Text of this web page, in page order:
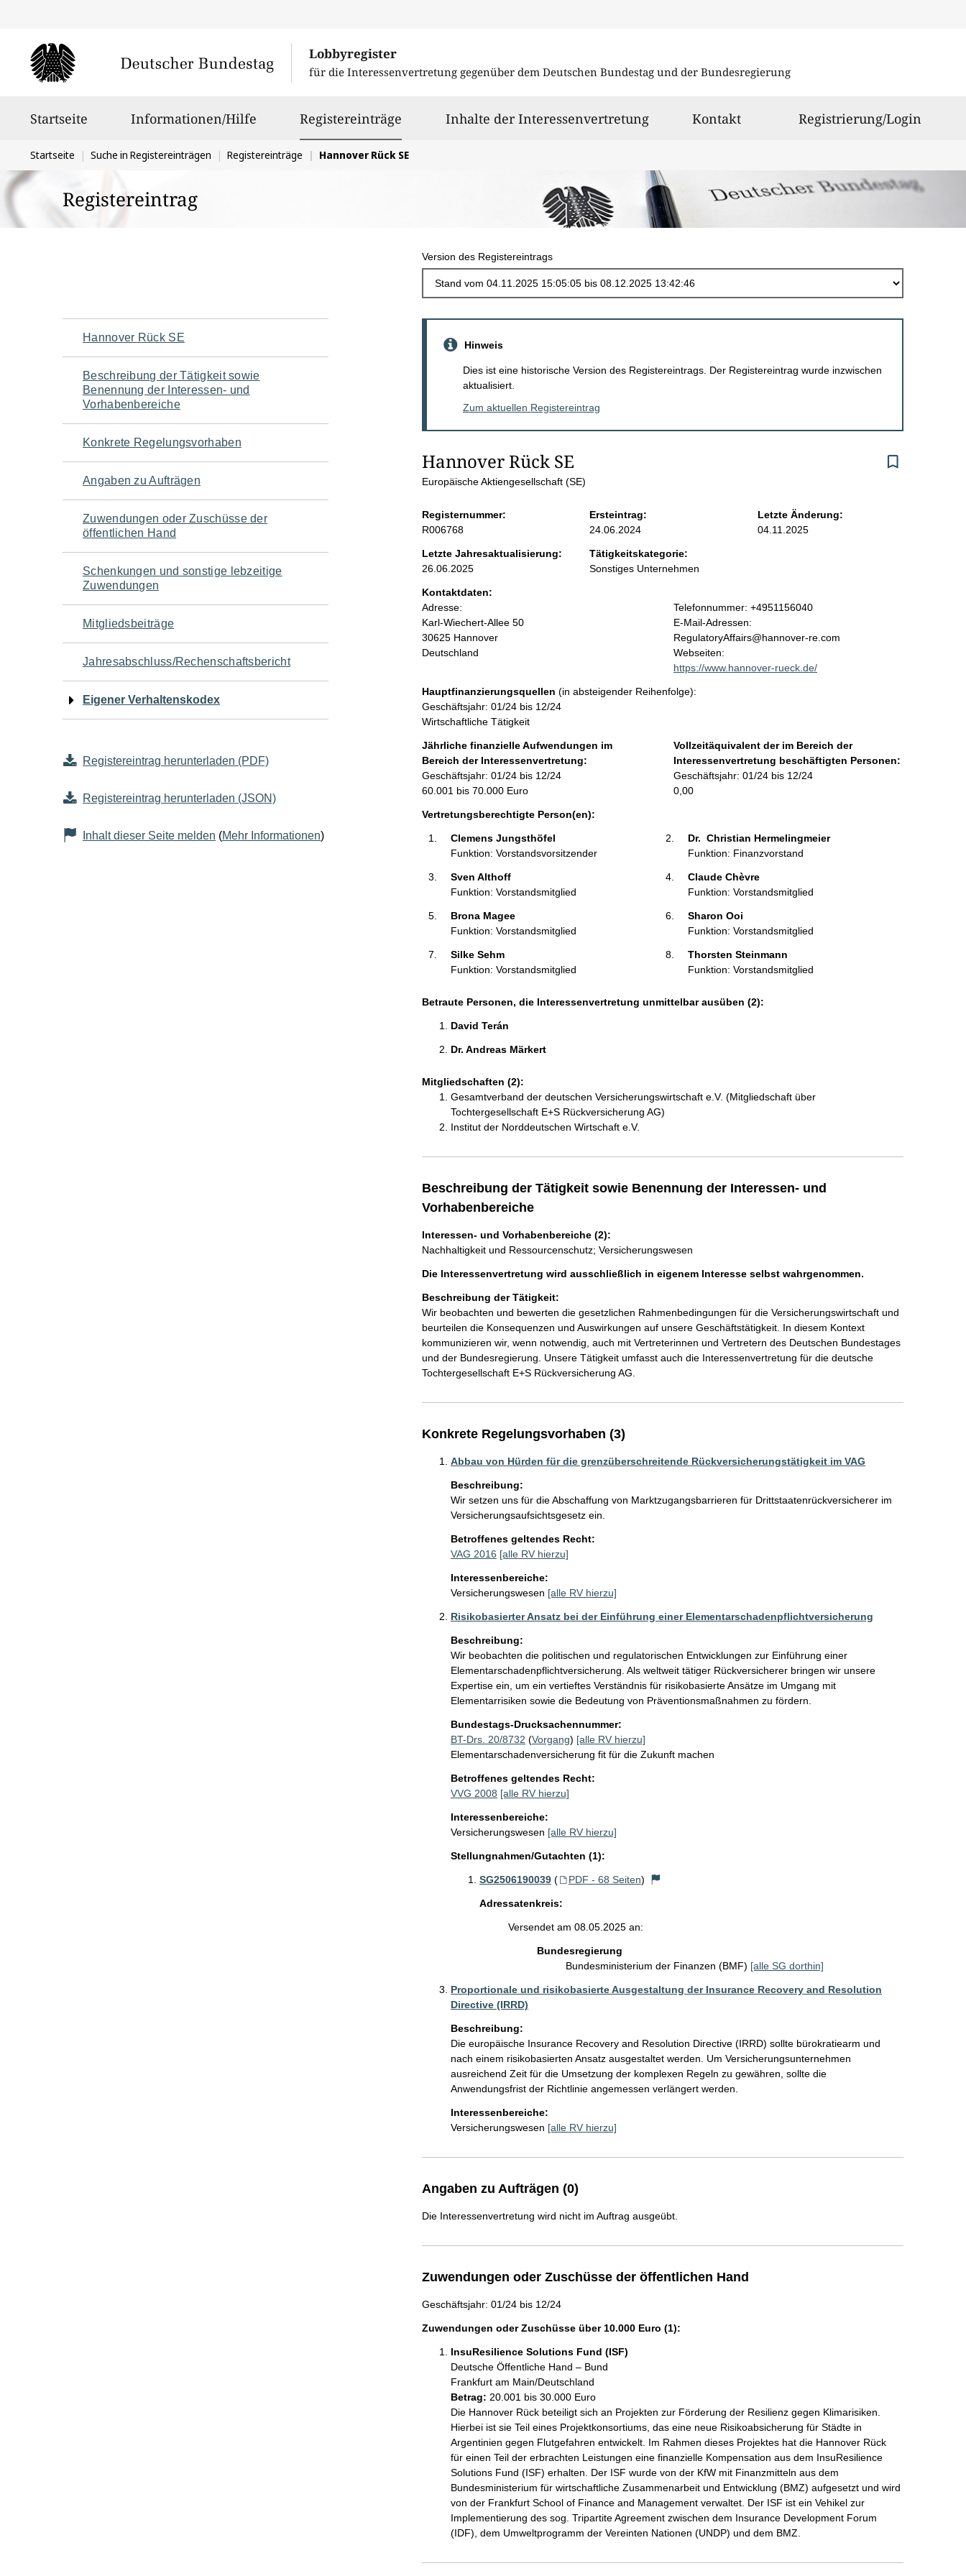
Lobbyregister
für die Interessenvertretung gegenüber dem Deutschen Bundestag und der Bundesregierung
Startseite Informationen/Hilfe Registereinträge ausgewähltInhalte der Interessenvertretung Kontakt Registrierung/Login
Sie
befinden
sich
hier:
Startseite Suche in Registereinträgen Registereinträge Hannover Rück SE
Registereintrag
Version des Registereintrags
Navigation
für
den
Seiteninhalt
Hannover Rück SE
Beschreibung der Tätigkeit sowie
Benennung der Interessen- und
Vorhabenbereiche
Konkrete Regelungsvorhaben
Angaben zu Aufträgen
Zuwendungen oder Zuschüsse der
öffentlichen Hand
Schenkungen und sonstige lebzeitige
Zuwendungen
Mitgliedsbeiträge
Jahresabschluss/Rechenschaftsbericht
Eigener Verhaltenskodex
Registereintrag herunterladen (PDF)
Registereintrag herunterladen (JSON)
Inhalt dieser Seite melden (Mehr Informationen)
e
n
i
n
h
a
l
t
Hinweis
Dies ist eine historische Version des Registereintrags. Der Registereintrag wurde inzwischen
aktualisiert.
Zum aktuellen Registereintrag
Hannover Rück SE
Europäische Aktiengesellschaft (SE)
Registernummer:
R006768
Ersteintrag:
24.06.2024
Letzte Änderung:
04.11.2025
Letzte Jahresaktualisierung:
26.06.2025
Tätigkeitskategorie:
Sonstiges Unternehmen
Kontaktdaten:
Adresse:
Karl-Wiechert-Allee 50
30625 Hannover
Deutschland
K
o
n
t
a
t
f
o
r
m
e
Telefonnummer: +4951156040
E-Mail-Adressen:
RegulatoryAffairs@hannover-re.com
Webseiten:
https://www.hannover-rueck.de/
Hauptfinanzierungsquellen (in absteigender Reihenfolge):
Geschäftsjahr: 01/24 bis 12/24
Wirtschaftliche Tätigkeit
Jährliche finanzielle Aufwendungen im
Bereich der Interessenvertretung:
Geschäftsjahr: 01/24 bis 12/24
60.001 bis 70.000 Euro
Vollzeitäquivalent der im Bereich der
Interessenvertretung beschäftigten Personen:
Geschäftsjahr: 01/24 bis 12/24
0,00
Vertretungsberechtigte Person(en):
Clemens Jungsthöfel
Funktion: Vorstandsvorsitzender
Dr.  Christian Hermelingmeier
Funktion: Finanzvorstand
Sven Althoff
Funktion: Vorstandsmitglied
Claude Chèvre
Funktion: Vorstandsmitglied
Brona Magee
Funktion: Vorstandsmitglied
Sharon Ooi
Funktion: Vorstandsmitglied
Silke Sehm
Funktion: Vorstandsmitglied
Thorsten Steinmann
Funktion: Vorstandsmitglied
Betraute Personen, die Interessenvertretung unmittelbar ausüben (2):
David Terán
Dr. Andreas Märkert
Mitgliedschaften (2):
Gesamtverband der deutschen Versicherungswirtschaft e.V. (Mitgliedschaft über
Tochtergesellschaft E+S Rückversicherung AG)
Institut der Norddeutschen Wirtschaft e.V.
Beschreibung der Tätigkeit sowie Benennung der Interessen- und
Vorhabenbereiche
Interessen- und Vorhabenbereiche (2):
Nachhaltigkeit und Ressourcenschutz; Versicherungswesen
Die Interessenvertretung wird ausschließlich in eigenem Interesse selbst wahrgenommen.
Beschreibung der Tätigkeit:
Wir beobachten und bewerten die gesetzlichen Rahmenbedingungen für die Versicherungswirtschaft und
beurteilen die Konsequenzen und Auswirkungen auf unsere Geschäftstätigkeit. In diesem Kontext
kommunizieren wir, wenn notwendig, auch mit Vertreterinnen und Vertretern des Deutschen Bundestages
und der Bundesregierung. Unsere Tätigkeit umfasst auch die Interessenvertretung für die deutsche
Tochtergesellschaft E+S Rückversicherung AG.
Konkrete Regelungsvorhaben (3)
Abbau von Hürden für die grenzüberschreitende Rückversicherungstätigkeit im VAG
Beschreibung:
Wir setzen uns für die Abschaffung von Marktzugangsbarrieren für Drittstaatenrückversicherer im
Versicherungsaufsichtsgesetz ein.
Betroffenes geltendes Recht:
VAG 2016 [alle RV hierzu]
Interessenbereiche:
Versicherungswesen [alle RV hierzu]
Risikobasierter Ansatz bei der Einführung einer Elementarschadenpflichtversicherung
Beschreibung:
Wir beobachten die politischen und regulatorischen Entwicklungen zur Einführung einer
Elementarschadenpflichtversicherung. Als weltweit tätiger Rückversicherer bringen wir unsere
Expertise ein, um ein vertieftes Verständnis für risikobasierte Ansätze im Umgang mit
Elementarrisiken sowie die Bedeutung von Präventionsmaßnahmen zu fördern.
Bundestags-Drucksachennummer:
BT-Drs. 20/8732 (Vorgang) [alle RV hierzu]
Elementarschadenversicherung fit für die Zukunft machen
Betroffenes geltendes Recht:
VVG 2008 [alle RV hierzu]
Interessenbereiche:
Versicherungswesen [alle RV hierzu]
Stellungnahmen/Gutachten (1):
SG2506190039 ( PDF - 68 Seiten)
Adressatenkreis:
Versendet am 08.05.2025 an:
Bundesregierung
Bundesministerium der Finanzen (BMF) [alle SG dorthin]
Proportionale und risikobasierte Ausgestaltung der Insurance Recovery and Resolution
Directive (IRRD)
Beschreibung:
Die europäische Insurance Recovery and Resolution Directive (IRRD) sollte bürokratiearm und
nach einem risikobasierten Ansatz ausgestaltet werden. Um Versicherungsunternehmen
ausreichend Zeit für die Umsetzung der komplexen Regeln zu gewähren, sollte die
Anwendungsfrist der Richtlinie angemessen verlängert werden.
Interessenbereiche:
Versicherungswesen [alle RV hierzu]
Angaben zu Aufträgen (0)
Die Interessenvertretung wird nicht im Auftrag ausgeübt.
Zuwendungen oder Zuschüsse der öffentlichen Hand
Geschäftsjahr: 01/24 bis 12/24
Zuwendungen oder Zuschüsse über 10.000 Euro (1):
InsuResilience Solutions Fund (ISF)
Deutsche Öffentliche Hand – Bund
Frankfurt am Main/Deutschland
Betrag: 20.001 bis 30.000 Euro
Die Hannover Rück beteiligt sich an Projekten zur Förderung der Resilienz gegen Klimarisiken.
Hierbei ist sie Teil eines Projektkonsortiums, das eine neue Risikoabsicherung für Städte in
Argentinien gegen Flutgefahren entwickelt. Im Rahmen dieses Projektes hat die Hannover Rück
für einen Teil der erbrachten Leistungen eine finanzielle Kompensation aus dem InsuResilience
Solutions Fund (ISF) erhalten. Der ISF wurde von der KfW mit Finanzmitteln aus dem
Bundesministerium für wirtschaftliche Zusammenarbeit und Entwicklung (BMZ) aufgesetzt und wird
von der Frankfurt School of Finance and Management verwaltet. Der ISF ist ein Vehikel zur
Implementierung des sog. Tripartite Agreement zwischen dem Insurance Development Forum
(IDF), dem Umweltprogramm der Vereinten Nationen (UNDP) und dem BMZ.